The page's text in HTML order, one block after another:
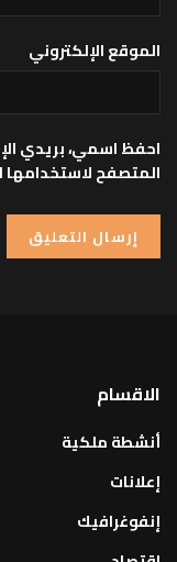
الموقع الإلكتروني
احفظ اسمي، بريدي
المتصفح لاستخدامها
الاقسام
أنشطة ملكية
إعلانات
إنفوغرافيك